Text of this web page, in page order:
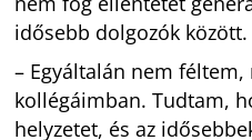
idősebb dolgozók között.
– Egyáltalán nem
kollégáimban. Tudtam,
helyzetet, és az